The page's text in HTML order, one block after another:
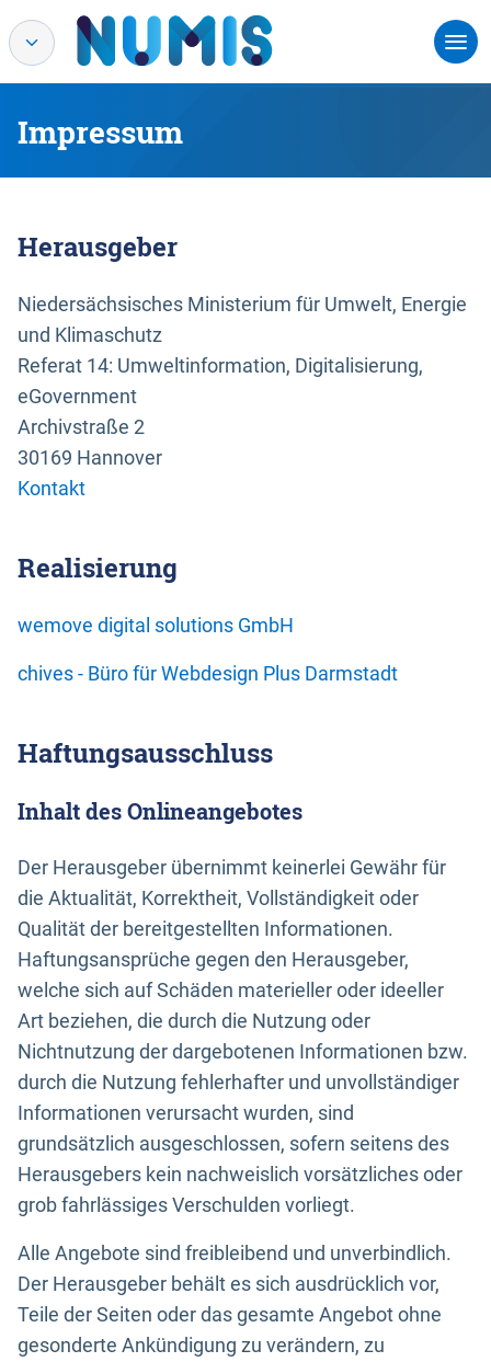
Impressum
Herausgeber
Niedersächsisches Ministerium für Umwelt, Energie
und Klimaschutz
Referat 14: Umweltinformation, Digitalisierung,
eGovernment
Archivstraße 2
30169 Hannover
Kontakt
Realisierung
wemove digital solutions GmbH
chives - Büro für Webdesign Plus Darmstadt
Haftungsausschluss
Inhalt des Onlineangebotes
Der Herausgeber übernimmt keinerlei Gewähr für
die Aktualität, Korrektheit, Vollständigkeit oder
Qualität der bereitgestellten Informationen.
Haftungsansprüche gegen den Herausgeber,
welche sich auf Schäden materieller oder ideeller
Art beziehen, die durch die Nutzung oder
Nichtnutzung der dargebotenen Informationen bzw.
durch die Nutzung fehlerhafter und unvollständiger
Informationen verursacht wurden, sind
grundsätzlich ausgeschlossen, sofern seitens des
Herausgebers kein nachweislich vorsätzliches oder
grob fahrlässiges Verschulden vorliegt.
Alle Angebote sind freibleibend und unverbindlich.
Der Herausgeber behält es sich ausdrücklich vor,
Teile der Seiten oder das gesamte Angebot ohne
gesonderte Ankündigung zu verändern, zu